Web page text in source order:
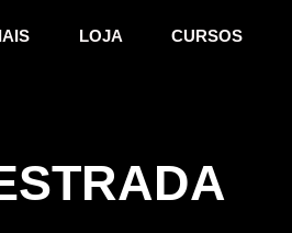
LOJA CURSOS